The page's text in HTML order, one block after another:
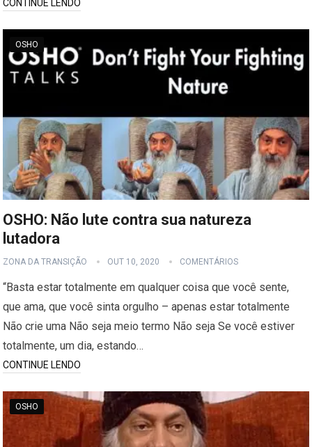
CONTINUE LENDO
OSHO
OSHO: Não lute contra sua natureza
lutadora
ZONA DA TRANSIÇÃO OUT 10, 2020 COMENTÁRIOS
“Basta estar totalmente em qualquer coisa que você sente,
que ama, que você sinta orgulho – apenas estar totalmente
Não crie uma Não seja meio termo Não seja Se você estiver
totalmente, um dia, estando…
CONTINUE LENDO
OSHO